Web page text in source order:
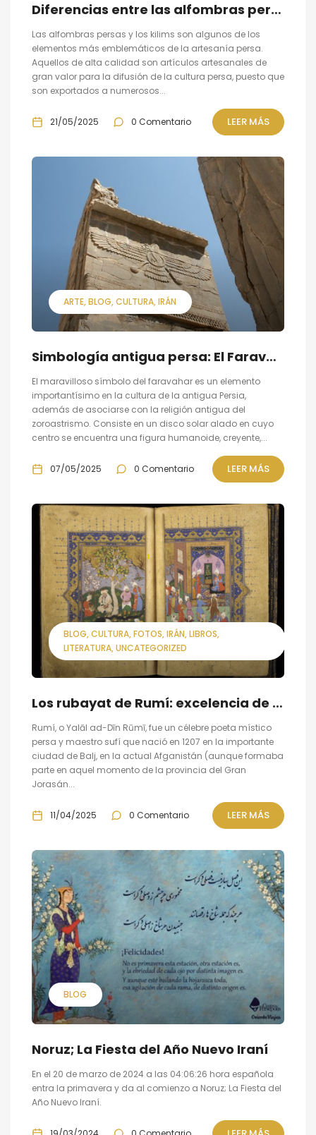
Diferencias entre las alfombras persas y los kilims
Las alfombras persas y los kilims son algunos de los
elementos más emblemáticos de la artesanía persa.
Aquellos de alta calidad son artículos artesanales de
gran valor para la difusión de la cultura persa, puesto que
son exportados a numerosos...
21/05/2025 0 Comentario LEER MÁS
ARTE BLOG CULTURA IRÁN
Simbología antigua persa: El Faravahar
El maravilloso símbolo del faravahar es un elemento
importantísimo en la cultura de la antigua Persia,
además de asociarse con la religión antigua del
zoroastrismo. Consiste en un disco solar alado en cuyo
centro se encuentra una figura humanoide, creyente,...
07/05/2025 0 Comentario LEER MÁS
BLOG CULTURA FOTOS IRÁN LIBROS
LITERATURA UNCATEGORIZED
Los rubayat de Rumí: excelencia de la poesía persa
Rumí, o Yalāl ad-Dīn Rūmī, fue un célebre poeta místico
persa y maestro sufí que nació en 1207 en la importante
ciudad de Balj, en la actual Afganistán (aunque formaba
parte en aquel momento de la provincia del Gran
Jorasán...
11/04/2025 0 Comentario LEER MÁS
BLOG
Noruz; La Fiesta del Año Nuevo Iraní
En el 20 de marzo de 2024 a las 04:06:26 hora española
entra la primavera y da al comienzo a Noruz; La Fiesta del
Año Nuevo Iraní.